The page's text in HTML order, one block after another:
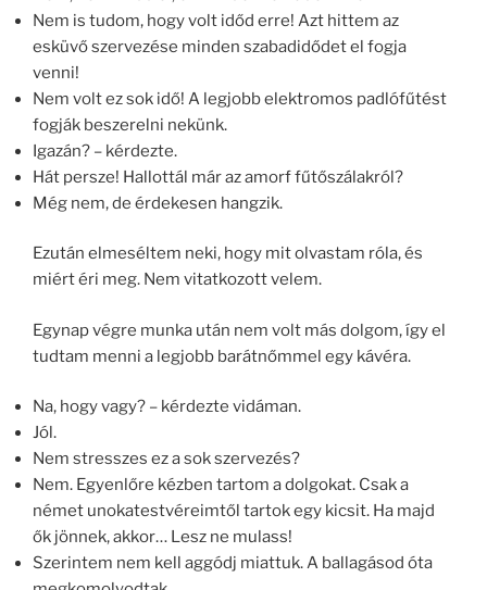
Nem is tudom, hogy volt időd erre! Azt hittem az
esküvő szervezése minden szabadidődet el fogja
venni!
Nem volt ez sok idő! A legjobb elektromos padlófűtést
fogják beszerelni nekünk.
Igazán? – kérdezte.
Hát persze! Hallottál már az amorf fűtőszálakról?
Még nem, de érdekesen hangzik.
Ezután elmeséltem neki, hogy mit olvastam róla, és
miért éri meg. Nem vitatkozott velem.
Egynap végre munka után nem volt más dolgom, így el
tudtam menni a legjobb barátnőmmel egy kávéra.
Na, hogy vagy? – kérdezte vidáman.
Jól.
Nem stresszes ez a sok szervezés?
Nem. Egyenlőre kézben tartom a dolgokat. Csak a
német unokatestvéreimtől tartok egy kicsit. Ha majd
ők jönnek, akkor… Lesz ne mulass!
Szerintem nem kell aggódj miattuk. A ballagásod óta